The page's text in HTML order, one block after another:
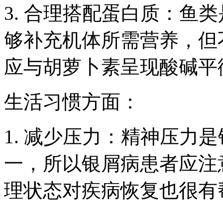
3. 合理搭配蛋白质：鱼
够补充机体所需营养，
应与胡萝卜素呈现酸碱平
生活习惯方面：
1. 减少压力：精神压力
一，所以银屑病患者应
理状态对疾病恢复也很有